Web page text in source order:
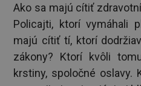
Ako sa majú cítiť
Policajti, ktorí vymáhali
majú cítiť tí, ktorí
zákony? Ktorí kvôli
krstiny, spoločné oslavy.